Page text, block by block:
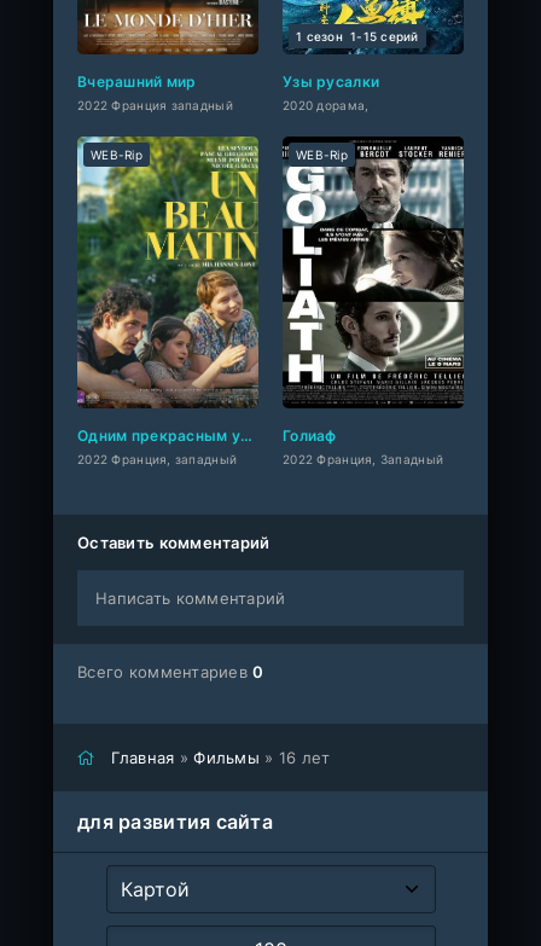
Вчерашний мир
2022 Франция западный
Узы русалки
2020 дорама,
1 сезон 1-15 cерий
Одним прекрасным утром
2022 Франция, западный
WEB-Rip
Голиаф
2022 Франция, Западный
WEB-Rip
Оставить комментарий
Написать комментарий
Всего комментариев0
Главная »Фильмы » 16 лет
для развития сайта